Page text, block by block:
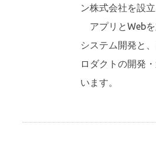
ン株式会社を設立
アプリとWeb
システム開発と
ロダクトの開発
います。